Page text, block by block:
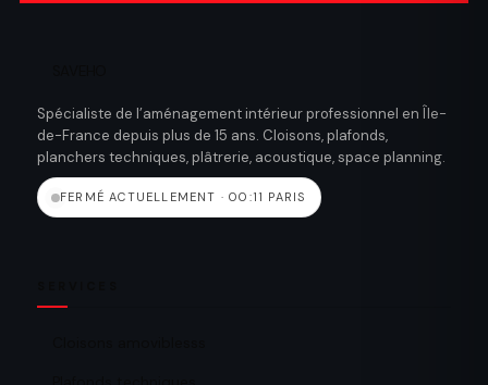
Spécialiste de l’aménagement intérieur professionnel en Île-
de-France depuis plus de 15 ans. Cloisons, plafonds,
planchers techniques, plâtrerie, acoustique, space planning.
FERMÉ ACTUELLEMENT · 00:11 PARIS